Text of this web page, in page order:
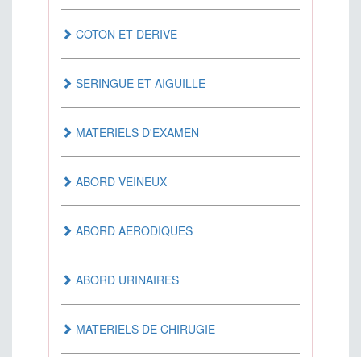
SYSTEME CARDIOVASCULAIRE
MEDICAMENTS DERMATOLOGIQUES
MEDICAMENTS DU TUBE DIGESTIF
COTON ET DERIVE
SERINGUE ET AIGUILLE
MATERIELS D'EXAMEN
ABORD VEINEUX
ABORD AERODIQUES
ABORD URINAIRES
MATERIELS DE CHIRUGIE